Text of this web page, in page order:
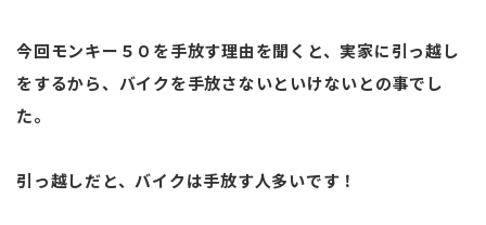
今回モンキー５０を手放す理由を聞くと、実家に引っ越し
をするから、バイクを手放さないといけないとの事でし
た。
引っ越しだと、バイクは手放す人多いです！